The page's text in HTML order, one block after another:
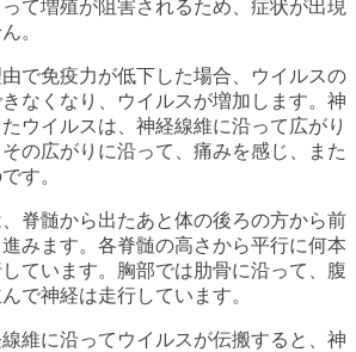
て増殖が阻害されるため、症状が出現
。
で免疫力が低下した場合、ウイルスの
なくなり、ウイルスが増加します。神
ウイルスは、神経線維に沿って広がり
の広がりに沿って、痛みを感じ、また
す。
脊髄から出たあと体の後ろの方から前
みます。各脊髄の高さから平行に何本
ています。胸部では肋骨に沿って、腹
で神経は走行しています。
維に沿ってウイルスが伝搬すると、神